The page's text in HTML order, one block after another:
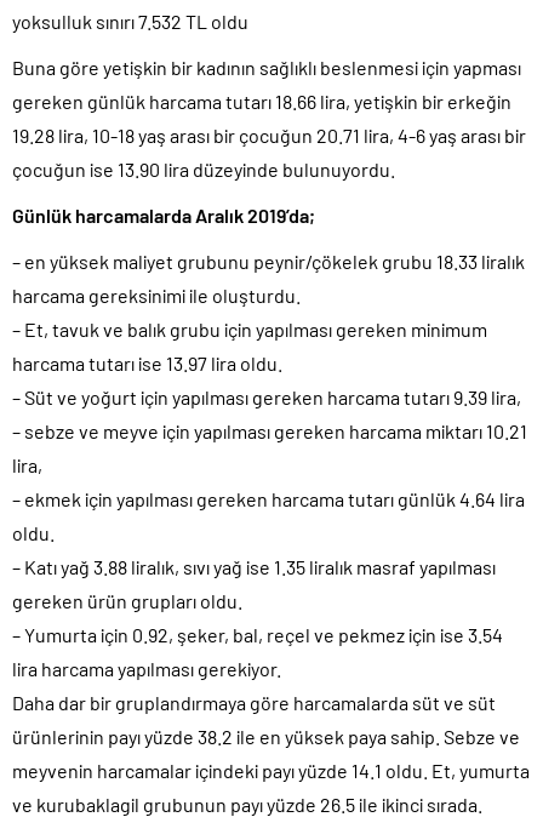
yoksulluk sınırı 7.532 TL oldu
Buna göre yetişkin bir kadının sağlıklı beslenmesi için yapması
gereken günlük harcama tutarı 18.66 lira, yetişkin bir erkeğin
19.28 lira, 10-18 yaş arası bir çocuğun 20.71 lira, 4-6 yaş arası bir
çocuğun ise 13.90 lira düzeyinde bulunuyordu.
Günlük harcamalarda Aralık 2019’da;
– en yüksek maliyet grubunu peynir/çökelek grubu 18.33 liralık
harcama gereksinimi ile oluşturdu.
– Et, tavuk ve balık grubu için yapılması gereken minimum
harcama tutarı ise 13.97 lira oldu.
– Süt ve yoğurt için yapılması gereken harcama tutarı 9.39 lira,
– sebze ve meyve için yapılması gereken harcama miktarı 10.21
lira,
– ekmek için yapılması gereken harcama tutarı günlük 4.64 lira
oldu.
– Katı yağ 3.88 liralık, sıvı yağ ise 1.35 liralık masraf yapılması
gereken ürün grupları oldu.
– Yumurta için 0.92, şeker, bal, reçel ve pekmez için ise 3.54
lira harcama yapılması gerekiyor.
Daha dar bir gruplandırmaya göre harcamalarda süt ve süt
ürünlerinin payı yüzde 38.2 ile en yüksek paya sahip. Sebze ve
meyvenin harcamalar içindeki payı yüzde 14.1 oldu. Et, yumurta
ve kurubaklagil grubunun payı yüzde 26.5 ile ikinci sırada.